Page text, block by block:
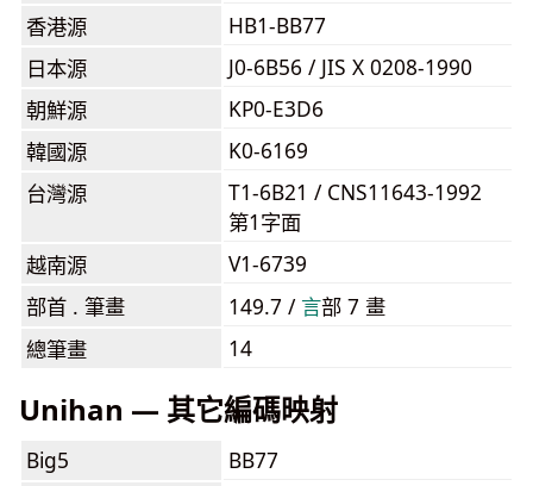
香港源
HB1-BB77
日本源
J0-6B56 / JIS X 0208-1990
朝鮮源
KP0-E3D6
韓國源
K0-6169
台灣源
T1-6B21 / CNS11643-1992
第1字面
越南源
V1-6739
部首 . 筆畫
149.7 / ⾔部 7 畫
總筆畫
14
Unihan — 其它編碼映射
Big5
BB77